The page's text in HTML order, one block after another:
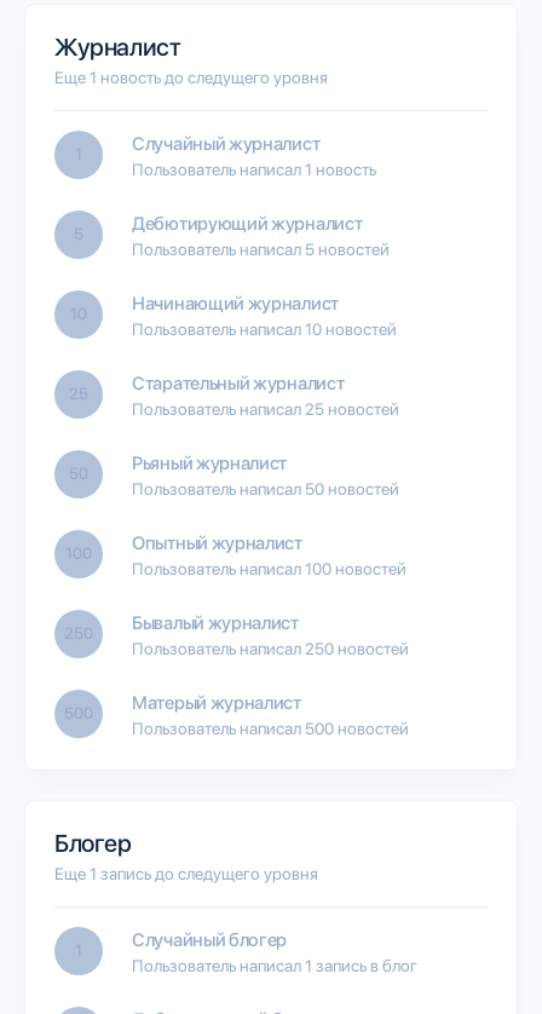
Журналист
Еще 1 новость до следущего уровня
1 Случайный журналист
Пользователь написал 1 новость
5 Дебютирующий журналист
Пользователь написал 5 новостей
10 Начинающий журналист
Пользователь написал 10 новостей
25 Старательный журналист
Пользователь написал 25 новостей
50 Рьяный журналист
Пользователь написал 50 новостей
100 Опытный журналист
Пользователь написал 100 новостей
250 Бывалый журналист
Пользователь написал 250 новостей
500 Матерый журналист
Пользователь написал 500 новостей
Блогер
Еще 1 запись до следущего уровня
1 Случайный блогер
Пользователь написал 1 запись в блог